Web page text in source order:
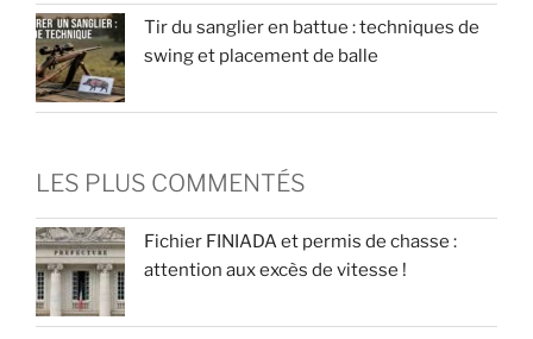
Tir du sanglier en battue : techniques de
swing et placement de balle
LES PLUS COMMENTÉS
Fichier FINIADA et permis de chasse :
attention aux excès de vitesse !